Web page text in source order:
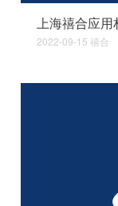
上海禧合应用
2022-09-15 禧合